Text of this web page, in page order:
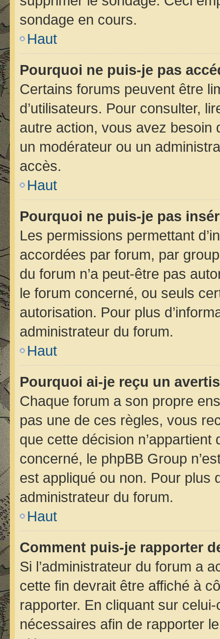
sondage en cours.
Haut
Pourquoi ne puis-je pas
Certains forums peuvent être
d’utilisateurs. Pour consulter,
autre action, vous avez besoin
un modérateur ou un
accès.
Haut
Pourquoi ne puis-je pas
Les permissions permettant
accordées par forum, par
du forum n’a peut-être pas
le forum concerné, ou seuls
autorisation. Pour plus
administrateur du forum.
Haut
Pourquoi ai-je reçu un
Chaque forum a son propre
pas une de ces règles, vous
que cette décision n’appartient
concerné, le phpBB Group
est appliqué ou non. Pour plus
administrateur du forum.
Haut
Comment puis-je rapporter
Si l’administrateur du forum a
cette fin devrait être affiché à
rapporter. En cliquant sur
nécessaires afin de rapporter